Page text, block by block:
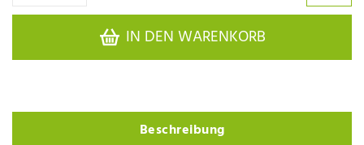
IN DEN WARENKORB
Beschreibung